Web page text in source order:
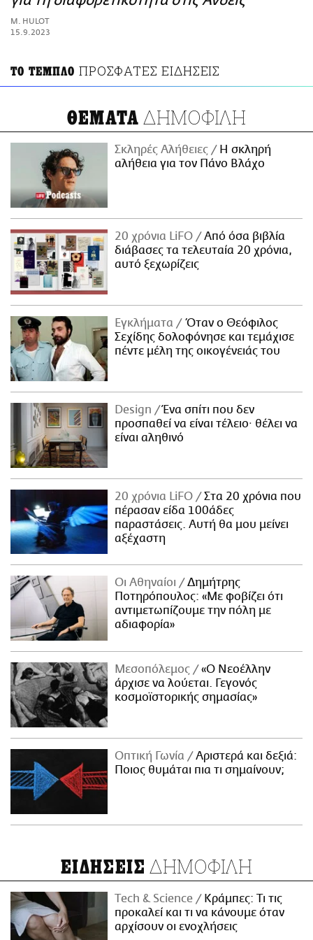
ΑΜΠΑ
PRINT
M. HULOT
15.9.2023
ΤΟ ΤΕΜΠΛΟ ΠΡΟΣΦΑΤΕΣ ΕΙΔΗΣΕΙΣ
ΘΕΜΑΤΑ ΔΗΜΟΦΙΛΗ
Σκληρές Αλήθειες
H σκληρή
αλήθεια για τον Πάνο Βλάχο
20 χρόνια LiFO
Από όσα βιβλία
διάβασες τα τελευταία 20 χρόνια,
αυτό ξεχωρίζεις
Εγκλήματα
Όταν ο Θεόφιλος
Σεχίδης δολοφόνησε και τεμάχισε
πέντε μέλη της οικογένειάς του
Design
Ένα σπίτι που δεν
προσπαθεί να είναι τέλειο· θέλει να
είναι αληθινό
20 χρόνια LiFO
Στα 20 χρόνια που
πέρασαν είδα 100άδες
παραστάσεις. Αυτή θα μου μείνει
αξέχαστη
Οι Αθηναίοι
Δημήτρης
Ποτηρόπουλος: «Με φοβίζει ότι
αντιμετωπίζουμε την πόλη με
αδιαφορία»
Μεσοπόλεμος
«Ο Νεοέλλην
άρχισε να λούεται. Γεγονός
κοσμοϊστορικής σημασίας»
Οπτική Γωνία
Αριστερά και δεξιά:
Ποιος θυμάται πια τι σημαίνουν;
ΕΙΔΗΣΕΙΣ ΔΗΜΟΦΙΛΗ
Τech & Science
Κράμπες: Τι τις
προκαλεί και τι να κάνουμε όταν
αρχίσουν οι ενοχλήσεις